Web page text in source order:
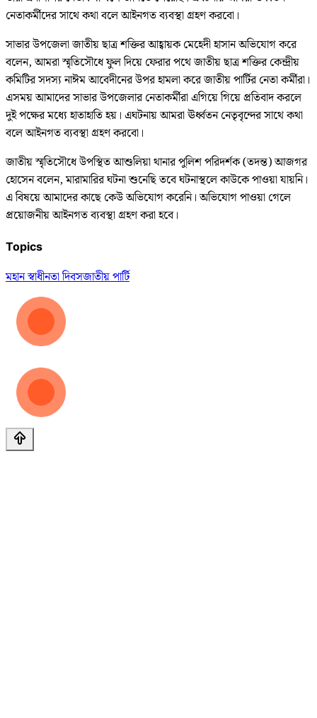
নেতাকর্মীদের সাথে কথা বলে আইনগত ব্যবস্থা গ্রহণ করবো।
সাভার উপজেলা জাতীয় ছাত্র শক্তির আহ্বায়ক মেহেদী হাসান অভিযোগ করে
বলেন, আমরা স্মৃতিসৌধে ফুল দিয়ে ফেরার পথে জাতীয় ছাত্র শক্তির কেন্দ্রীয়
কমিটির সদস্য নাঈম আবেদীনের উপর হামলা করে জাতীয় পার্টির নেতা কর্মীরা।
এসময় আমাদের সাভার উপজেলার নেতাকর্মীরা এগিয়ে গিয়ে প্রতিবাদ করলে
দুই পক্ষের মধ্যে হাতাহাতি হয়। এঘটনায় আমরা ঊর্ধ্বতন নেতৃবৃন্দের সাথে কথা
বলে আইনগত ব্যবস্থা গ্রহণ করবো।
জাতীয় স্মৃতিসৌধে উপস্থিত আশুলিয়া থানার পুলিশ পরিদর্শক (তদন্ত) আজগর
হোসেন বলেন, মারামারির ঘটনা শুনেছি তবে ঘটনাস্থলে কাউকে পাওয়া যায়নি।
এ বিষয়ে আমাদের কাছে কেউ অভিযোগ করেনি। অভিযোগ পাওয়া গেলে
প্রয়োজনীয় আইনগত ব্যবস্থা গ্রহণ করা হবে।
Topics
মহান স্বাধীনতা দিবসজাতীয় পার্টি